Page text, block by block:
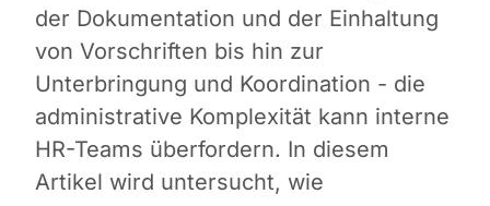
der Dokumentation und der Einhaltung
von Vorschriften bis hin zur
Unterbringung und Koordination - die
administrative Komplexität kann interne
HR-Teams überfordern. In diesem
Artikel wird untersucht, wie